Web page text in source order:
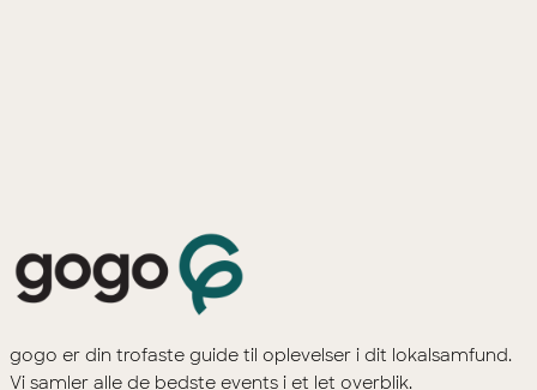
gogo er din trofaste guide til oplevelser i dit lokalsamfund.
Vi samler alle de bedste events i et let overblik.